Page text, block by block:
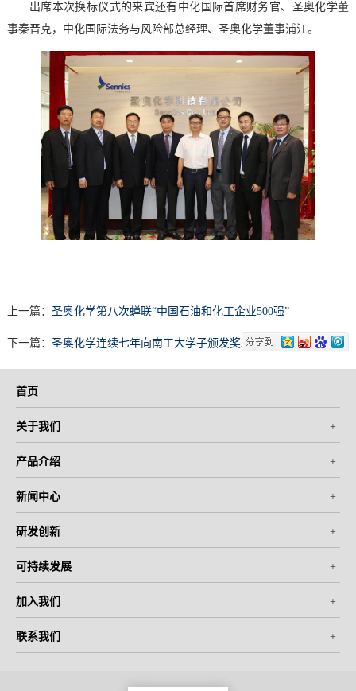
出席本次换标仪式的来宾还有中化国际首席财务官、圣奥化学董
事秦晋克，中化国际法务与风险部总经理、圣奥化学董事浦江。
上一篇： 圣奥化学第八次蝉联“中国石油和化工企业500强”
下一篇： 圣奥化学连续七年向南工大学子颁发奖助学金双方签署战...
首页
关于我们 +
产品介绍 +
新闻中心 +
研发创新 +
可持续发展 +
加入我们 +
联系我们 +